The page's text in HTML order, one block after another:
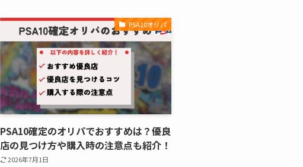
PSA10オリパ
PSA10確定のオリパでおすすめは？優良
店の見つけ方や購入時の注意点も紹介！
2026年7月1日